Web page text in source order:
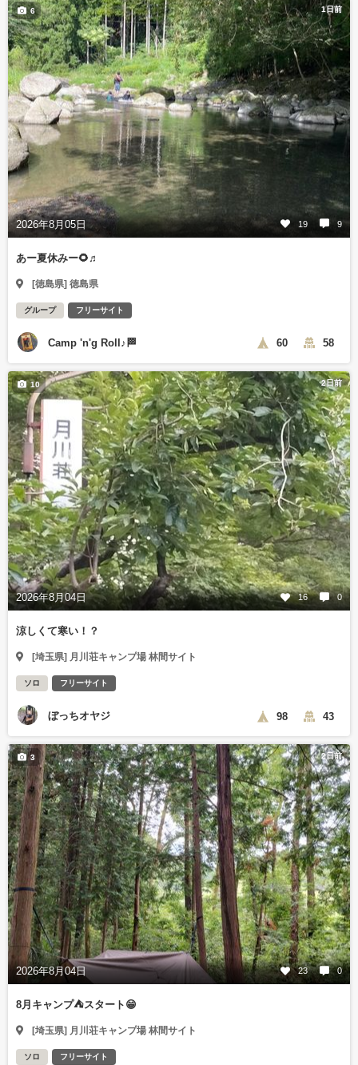
1日前
2026年8月05日 19 9
6
あー夏休みー🌻♬
[徳島県] 徳島県
グループ フリーサイト
Camp 'n'g Roll♪🏁 60 58
2日前
2026年8月04日 16 0
10
涼しくて寒い！？
[埼玉県] 月川荘キャンプ場 林間サイト
ソロ フリーサイト
ぼっちオヤジ 98 43
2日前
2026年8月04日 23 0
3
8月キャンプ⛺️スタート😁
[埼玉県] 月川荘キャンプ場 林間サイト
ソロ フリーサイト